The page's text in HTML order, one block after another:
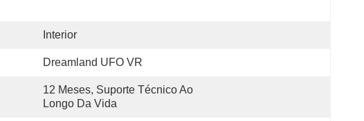
Interior
Dreamland UFO VR
12 Meses, Suporte Técnico Ao
Longo Da Vida